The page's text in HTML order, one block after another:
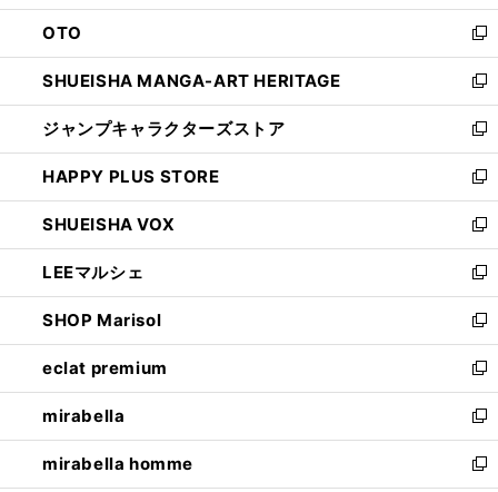
ウ
で
開
く
ン
ド
ウ
で
開
く
OTO
新
し
い
ウ
ィ
ン
ド
ウ
で
開
く
SHUEISHA MANGA-ART HERITAGE
新
し
い
ウ
ィ
ン
ド
ウ
で
開
く
ジャンプキャラクターズストア
新
し
い
ウ
ィ
ン
ド
ウ
で
開
く
HAPPY PLUS STORE
新
し
い
ウ
ィ
ン
ド
ウ
で
開
く
SHUEISHA VOX
新
し
い
ウ
ィ
ン
ド
ウ
で
開
く
LEEマルシェ
新
し
い
ウ
ィ
ン
ド
ウ
で
開
SHOP Marisol
新
し
い
ウ
ィ
ン
ド
eclat premium
新
し
い
ウ
ィ
mirabella
新
し
い
mirabella homme
新